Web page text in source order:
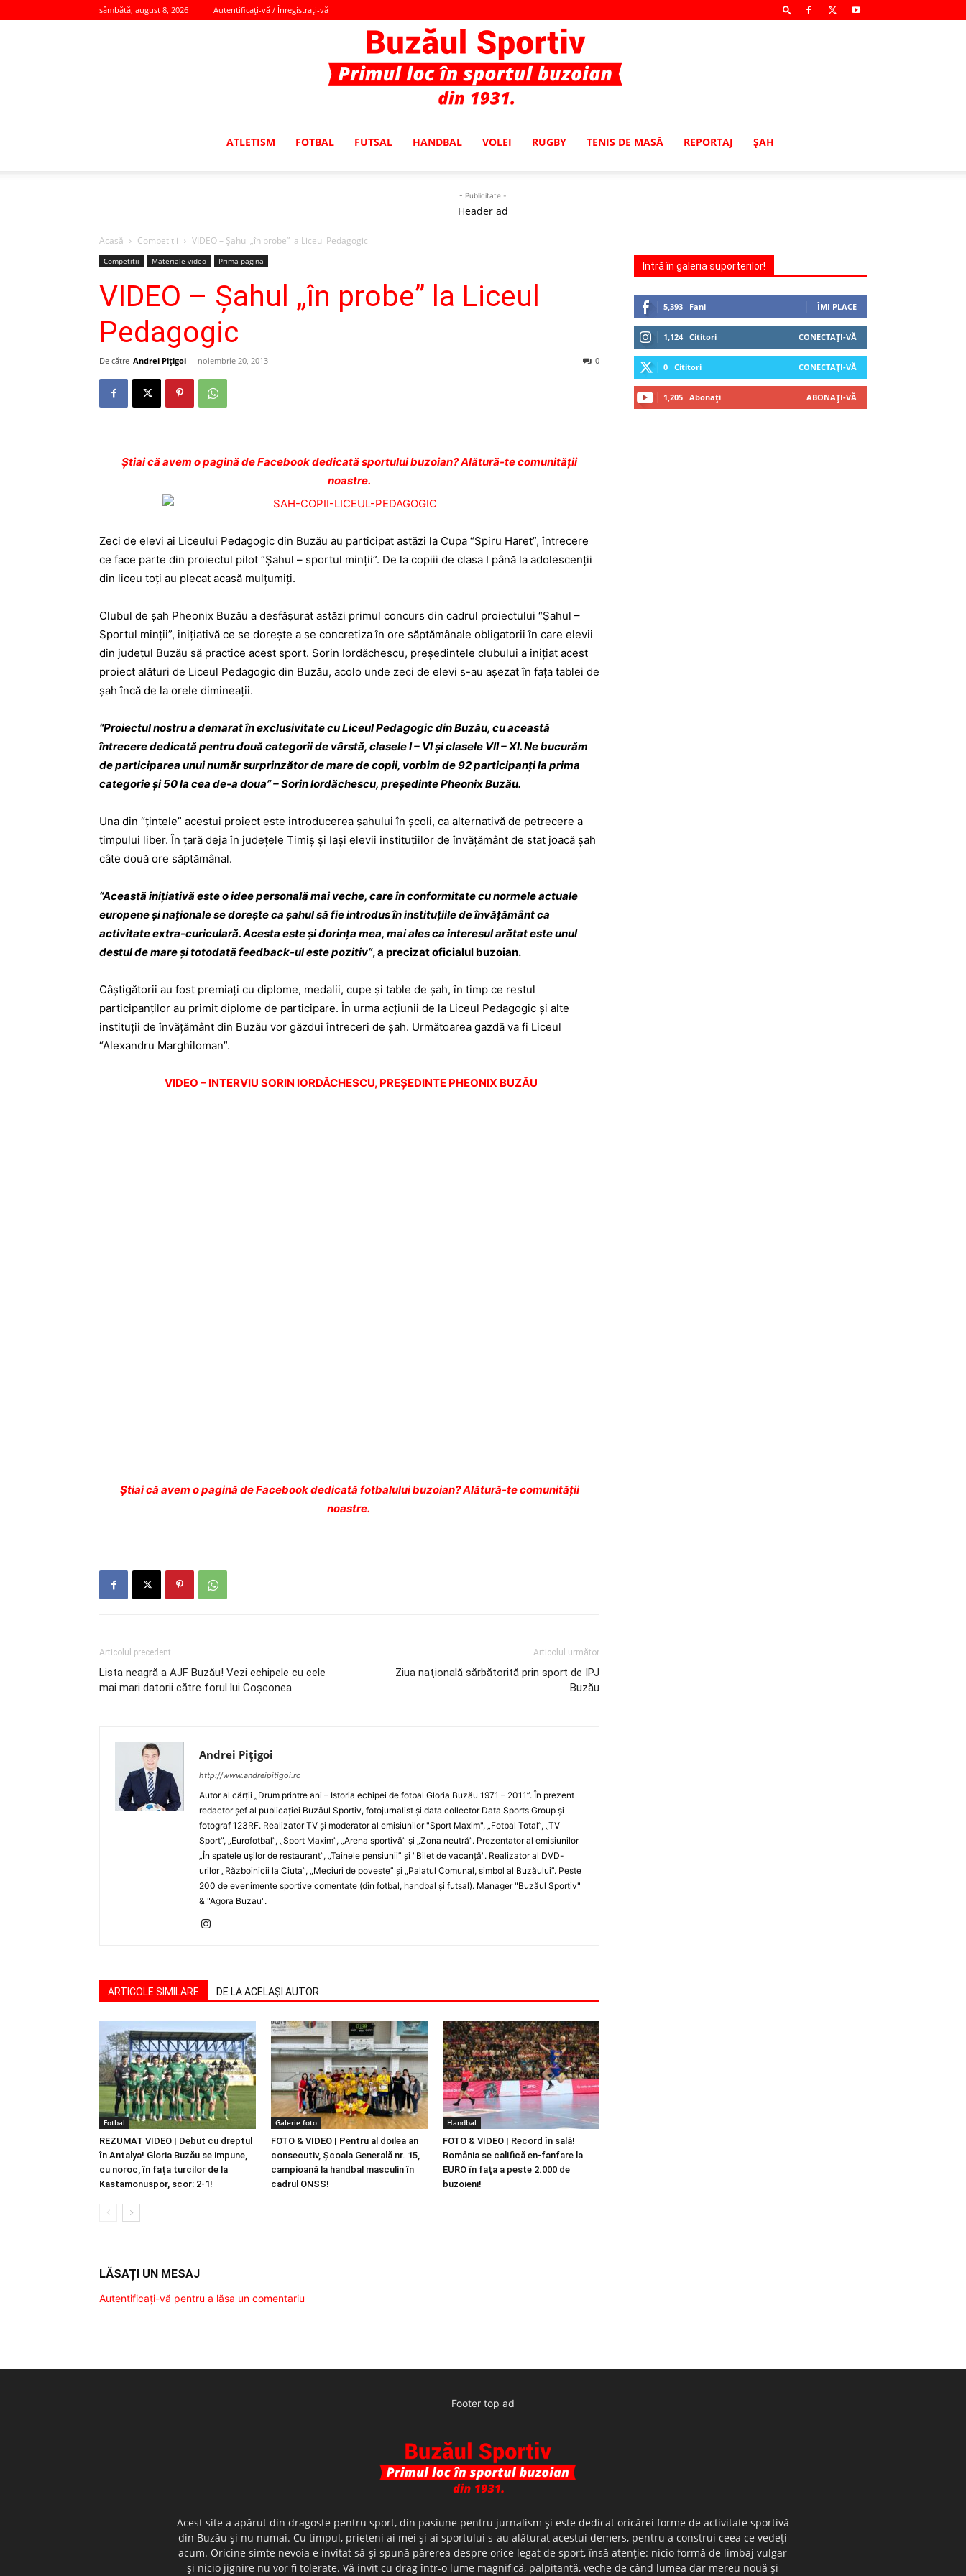
sâmbătă, august 8, 2026 Autentificați-vă / Înregistrați-vă
ATLETISM FOTBAL FUTSAL HANDBAL VOLEI RUGBY TENIS DE MASĂ REPORTAJ ŞAH
- Publicitate -
Header ad
Acasă Competitii VIDEO – Şahul „în probe” la Liceul Pedagogic
Competitii Materiale video Prima pagina
VIDEO – Şahul „în probe” la Liceul
Pedagogic
De către Andrei Pițigoi - noiembrie 20, 2013 0
Ştiai că avem o pagină de Facebook dedicată sportului buzoian? Alătură-te comunității
noastre.
Zeci de elevi ai Liceului Pedagogic din Buzău au participat astăzi la Cupa “Spiru Haret”, întrecere
ce face parte din proiectul pilot “Şahul – sportul minţii”. De la copiii de clasa I până la adolescenţii
din liceu toţi au plecat acasă mulţumiţi.
Clubul de şah Pheonix Buzău a desfăşurat astăzi primul concurs din cadrul proiectului “Şahul –
Sportul minţii”, iniţiativă ce se doreşte a se concretiza în ore săptămânale obligatorii în care elevii
din judeţul Buzău să practice acest sport. Sorin Iordăchescu, preşedintele clubului a iniţiat acest
proiect alături de Liceul Pedagogic din Buzău, acolo unde zeci de elevi s-au aşezat în faţa tablei de
şah încă de la orele dimineaţii.
“Proiectul nostru a demarat în exclusivitate cu Liceul Pedagogic din Buzău, cu această
întrecere dedicată pentru două categorii de vârstă, clasele I – VI şi clasele VII – XI. Ne bucurăm
de participarea unui număr surprinzător de mare de copii, vorbim de 92 participanţi la prima
categorie şi 50 la cea de-a doua” – Sorin Iordăchescu, preşedinte Pheonix Buzău.
Una din “ţintele” acestui proiect este introducerea şahului în şcoli, ca alternativă de petrecere a
timpului liber. În ţară deja în judeţele Timiş şi Iaşi elevii instituţiilor de învăţământ de stat joacă şah
câte două ore săptămânal.
“Această iniţiativă este o idee personală mai veche, care în conformitate cu normele actuale
europene şi naţionale se doreşte ca şahul să fie introdus în instituţiile de învăţământ ca
activitate extra-curiculară. Acesta este şi dorinţa mea, mai ales ca interesul arătat este unul
destul de mare şi totodată feedback-ul este pozitiv”, a precizat oficialul buzoian.
Câştigătorii au fost premiaţi cu diplome, medalii, cupe şi table de şah, în timp ce restul
participanţilor au primit diplome de participare. În urma acţiunii de la Liceul Pedagogic şi alte
instituţii de învăţământ din Buzău vor găzdui întreceri de şah. Următoarea gazdă va fi Liceul
“Alexandru Marghiloman”.
VIDEO – INTERVIU SORIN IORDĂCHESCU, PREŞEDINTE PHEONIX BUZĂU
Ştiai că avem o pagină de Facebook dedicată fotbalului buzoian? Alătură-te comunității
noastre.
Articolul precedent
Lista neagră a AJF Buzău! Vezi echipele cu cele
mai mari datorii către forul lui Coşconea
Articolul următor
Ziua naţională sărbătorită prin sport de IPJ
Buzău
Andrei Pițigoi
http://www.andreipitigoi.ro
Autor al cărţii „Drum printre ani – Istoria echipei de fotbal Gloria Buzău 1971 – 2011”. În prezent
redactor şef al publicaţiei Buzăul Sportiv, fotojurnalist şi data collector Data Sports Group şi
fotograf 123RF. Realizator TV şi moderator al emisiunilor "Sport Maxim", „Fotbal Total”, „TV
Sport”, „Eurofotbal”, „Sport Maxim”, „Arena sportivă” şi „Zona neutră”. Prezentator al emisiunilor
„În spatele uşilor de restaurant”, „Tainele pensiunii” şi "Bilet de vacanţă". Realizator al DVD-
urilor „Războinicii la Ciuta”, „Meciuri de poveste” şi „Palatul Comunal, simbol al Buzăului”. Peste
200 de evenimente sportive comentate (din fotbal, handbal şi futsal). Manager "Buzăul Sportiv"
& "Agora Buzau".
ARTICOLE SIMILARE DE LA ACELAȘI AUTOR
Fotbal
REZUMAT VIDEO | Debut cu dreptul
în Antalya! Gloria Buzău se impune,
cu noroc, în fața turcilor de la
Kastamonuspor, scor: 2-1!
Galerie foto
FOTO & VIDEO | Pentru al doilea an
consecutiv, Şcoala Generală nr. 15,
campioană la handbal masculin în
cadrul ONSS!
Handbal
FOTO & VIDEO | Record în sală!
România se califică en-fanfare la
EURO în faţa a peste 2.000 de
buzoieni!
LĂSAȚI UN MESAJ
Autentificați-vă pentru a lăsa un comentariu
Intră în galeria suporterilor!
5,393 Fani ÎMI PLACE
1,124 Cititori CONECTAȚI-VĂ
0 Cititori CONECTAȚI-VĂ
1,205 Abonați ABONAȚI-VĂ
Footer top ad
Acest site a apărut din dragoste pentru sport, din pasiune pentru jurnalism şi este dedicat oricărei forme de activitate sportivă
din Buzău şi nu numai. Cu timpul, prieteni ai mei şi ai sportului s-au alăturat acestui demers, pentru a construi ceea ce vedeţi
acum. Oricine simte nevoia e invitat să-şi spună părerea despre orice legat de sport, însă atenţie: nicio formă de limbaj vulgar
şi nicio jignire nu vor fi tolerate. Vă invit cu drag într-o lume magnifică, palpitantă, veche de când lumea dar mereu nouă şi